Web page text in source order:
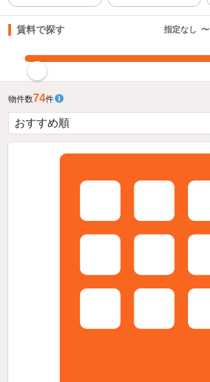
賃料で探す 指定なし 〜
物件数74件